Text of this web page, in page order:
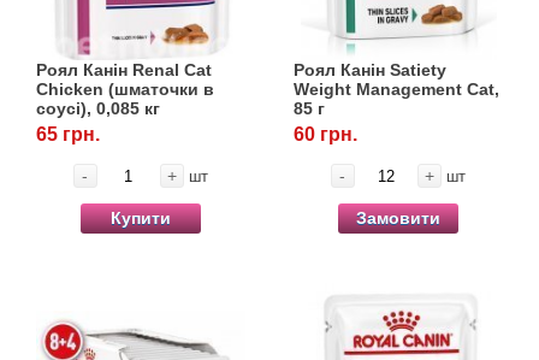
Роял Канін Renal Cat
Сhicken (шматочки в
соусі), 0,085 кг
65 грн.
- + шт
Купити
Роял Канін Satiety
Weight Management Cat,
85 г
60 грн.
- + шт
Замовити